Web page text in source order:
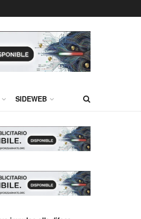
SIDEWEB